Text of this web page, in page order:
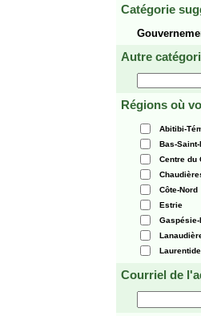
Catégorie
Autre
Régions où
Abitibi-
Bas-
Centre du
Côte-Nord
Estrie
Gaspésie-
Courriel de